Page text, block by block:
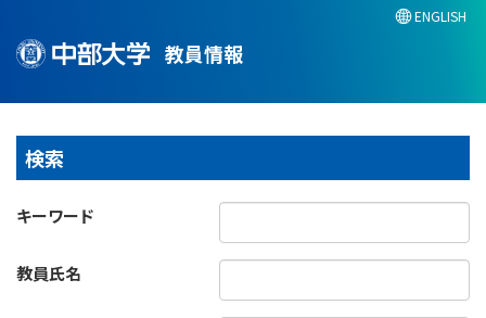
教員情報
ENGLISH
検索
キーワード
教員氏名